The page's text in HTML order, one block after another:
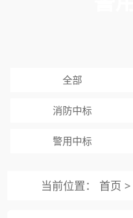
全部
消防中标
警用中标
当前位置： 首页 >